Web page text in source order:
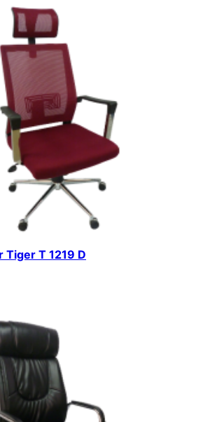
Tiger T 1219 D